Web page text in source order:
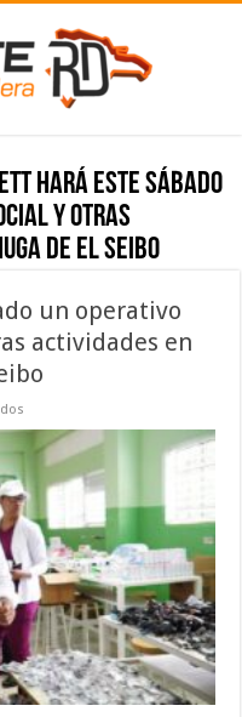
hará este sábado
y otras
de El Seibo
un operativo
actividades en
este
sábado
un
operativo
médico
cívico
social
y
otras
actividades
en
el
Batey
Lechuga
de
El
Seibo